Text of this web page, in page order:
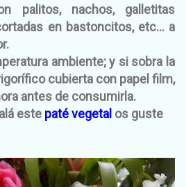
palitos, nachos, galletitas
en bastoncitos, etc... a
ambiente; y si sobra la
cubierta con papel film,
antes de consumirla.
este paté vegetal os guste